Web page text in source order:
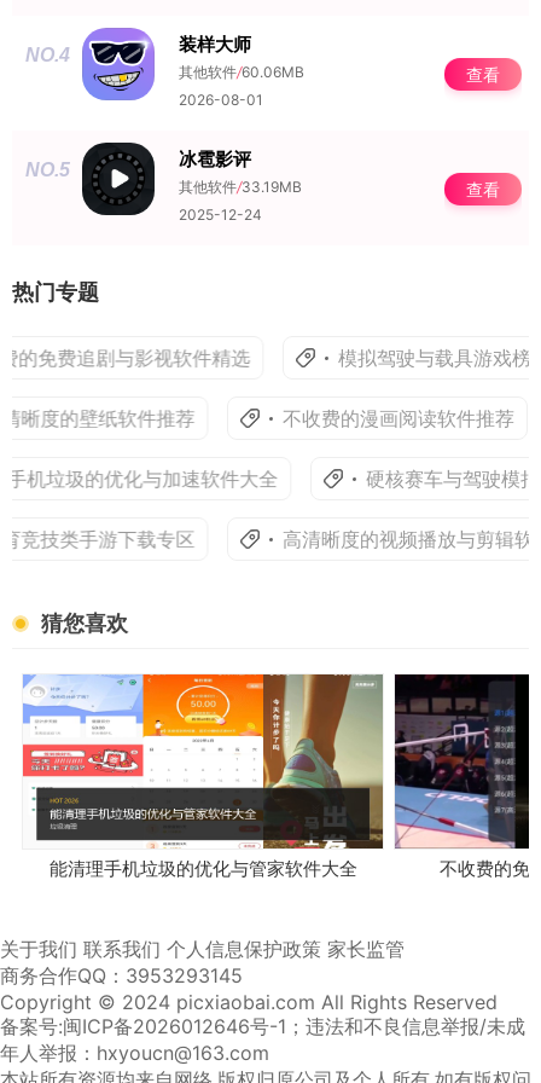
NO.4 装样大师
其他软件/60.06MB
2026-08-01
查看
NO.5 冰雹影评
其他软件/33.19MB
2025-12-24
查看
热门专题
的免费追剧与影视软件精选 模拟驾驶与载具游戏榜单
晰度的壁纸软件推荐 不收费的漫画阅读软件推荐
机垃圾的优化与加速软件大全 硬核赛车与驾驶模拟
竞技类手游下载专区 高清晰度的视频播放与剪辑软
猜您喜欢
能清理手机垃圾的优化与管家软件大全 不收费的免
关于我们 联系我们 个人信息保护政策 家长监管
商务合作QQ：3953293145
Copyright © 2024 picxiaobai.com All Rights Reserved
备案号:闽ICP备2026012646号-1 ；违法和不良信息举报/未成
年人举报：hxyoucn@163.com